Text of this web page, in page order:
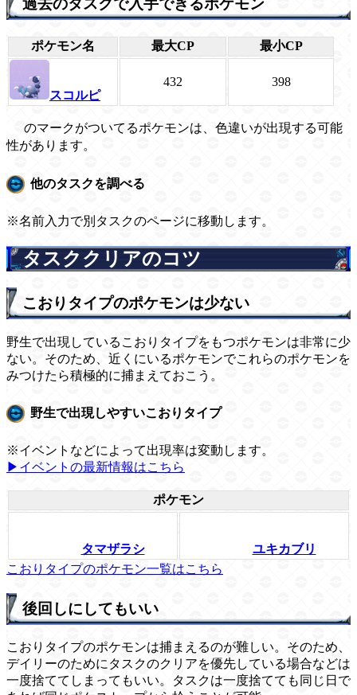
過去のタスクで入手できるポケモン
ポケモン名 最大CP 最小CP
スコルピ
432 398
のマークがついてるポケモンは、色違いが出現する可能
性があります。
他のタスクを調べる
※名前入力で別タスクのページに移動します。
タスククリアのコツ
こおりタイプのポケモンは少ない
野生で出現しているこおりタイプをもつポケモンは非常に少
ない。そのため、近くにいるポケモンでこれらのポケモンを
みつけたら積極的に捕まえておこう。
野生で出現しやすいこおりタイプ
※イベントなどによって出現率は変動します。
▶イベントの最新情報はこちら
ポケモン
タマザラシ
ユキカブリ
こおりタイプのポケモン一覧はこちら
後回しにしてもいい
こおりタイプのポケモンは捕まえるのが難しい。そのため、
デイリーのためにタスクのクリアを優先している場合などは
一度捨ててしまってもいい。タスクは一度捨てても同じ日で